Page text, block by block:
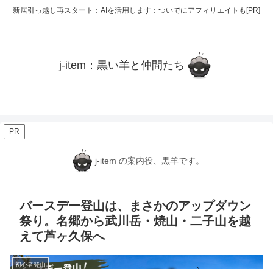
新居引っ越し再スタート：AIを活用します：ついでにアフィリエイトも[PR]
j-item：黒い羊と仲間たち
PR
j-item の案内役、黒羊です。
バースデー登山は、まさかのアップダウン
祭り。名郷から武川岳・焼山・二子山を越
えて芦ヶ久保へ
初心者登山